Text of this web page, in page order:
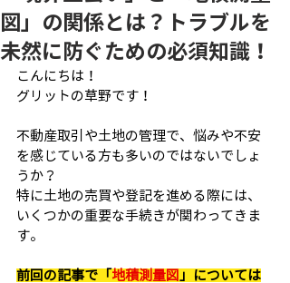
図」の関係とは？トラブルを
未然に防ぐための必須知識！
こんにちは！
グリットの草野です！
不動産取引や土地の管理で、悩みや不安
を感じている方も多いのではないでしょ
うか？
特に土地の売買や登記を進める際には、
いくつかの重要な手続きが関わってきま
す。
前回の記事で「 地積測量図 」については